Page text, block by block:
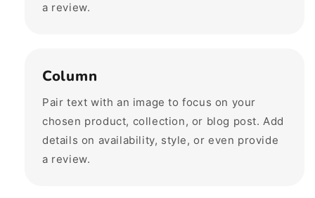
a review.
Column
Pair text with an image to focus on your
chosen product, collection, or blog post. Add
details on availability, style, or even provide
a review.